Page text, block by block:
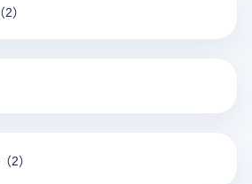
（2）
（2）